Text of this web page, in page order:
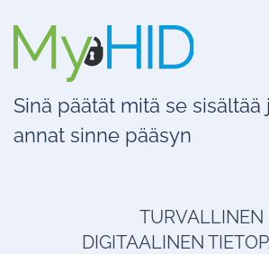
Sinä päätät mitä se
annat sinne pääsyn
TURVALLINEN
DIGITAALINEN